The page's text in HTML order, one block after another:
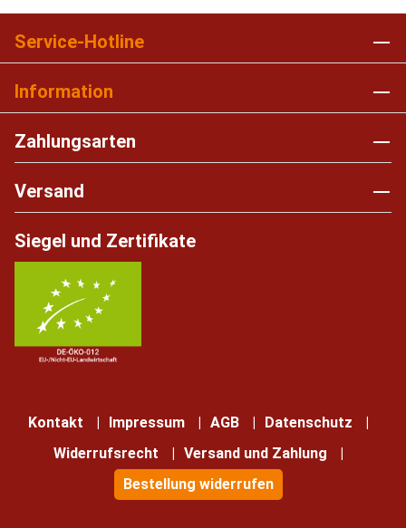
Service-Hotline
Information
Zahlungsarten
Versand
Siegel und Zertifikate
Kontakt Impressum AGB
Datenschutz
Widerrufsrecht
Versand und Zahlung
Bestellung widerrufen